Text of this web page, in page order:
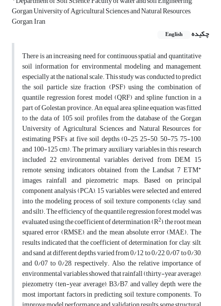
Gorgan University of Agricultural Sciences and Natural Resources,
Gorgan, Iran
چکیده
English
There is an increasing need for continuous spatial and quantitative
soil information for environmental modeling and management,
especially at the national scale. This study was conducted to predict
the soil particle size fraction (PSF) using the combination of
quantile regression forest model (QRF) and spline function in a
part of Golestan province. An equal area spline equation was fitted
to the data of 105 soil profiles from the database of the Gorgan
University of Agricultural Sciences and Natural Resources for
estimating PSFs at five soil depths (0-25, 25-50, 50-75, 75-100,
and 100-125 cm). The primary auxiliary variables in this research
included 22 environmental variables derived from DEM, 15
remote sensing indicators obtained from the Landsat 7 ETM+
images, rainfall and piezometric maps. Based on principal
component analysis (PCA), 15 variables were selected and entered
into the modeling process of soil texture components (clay, sand,
and silt). The efficiency of the quantile regression forest model was
evaluated using the coefficient of determination (R2), the root mean
squared error (RMSE), and the mean absolute error (MAE). The
results indicated that the coefficient of determination for clay, silt,
and sand at different depths varied from 0/12 to 0/22, 0/07 to 0/30,
and 0/07 to 0/28, respectively. Also, the relative importance of
environmental variables showed that rainfall (thirty-year average),
piezometry (ten-year average), B3/B7, and valley depth were the
most important factors in predicting soil texture components. To